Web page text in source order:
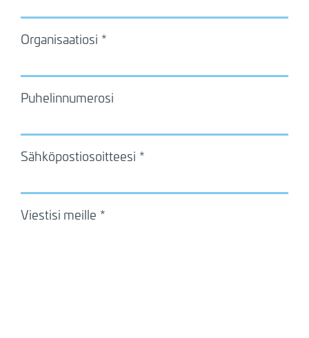
Organisaatiosi
Puhelinnumerosi
Sähköpostiosoitteesi
Viestisi meille